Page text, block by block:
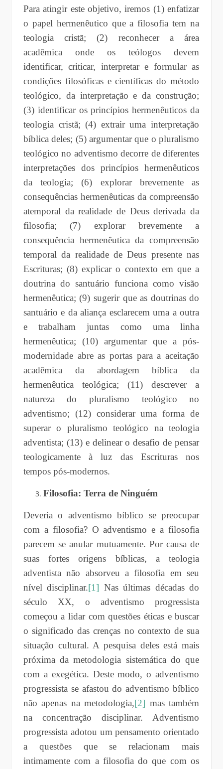
Para atingir este objetivo, iremos (1) enfatizar
o papel hermenêutico que a filosofia tem na
teologia cristã; (2) reconhecer a área
acadêmica onde os teólogos devem
identificar, criticar, interpretar e formular as
condições filosóficas e científicas do método
teológico, da interpretação e da construção;
(3) identificar os princípios hermenêuticos da
teologia cristã; (4) extrair uma interpretação
bíblica deles; (5) argumentar que o pluralismo
teológico no adventismo decorre de diferentes
interpretações dos princípios hermenêuticos
da teologia; (6) explorar brevemente as
consequências hermenêuticas da compreensão
atemporal da realidade de Deus derivada da
filosofia; (7) explorar brevemente a
consequência hermenêutica da compreensão
temporal da realidade de Deus presente nas
Escrituras; (8) explicar o contexto em que a
doutrina do santuário funciona como visão
hermenêutica; (9) sugerir que as doutrinas do
santuário e da aliança esclarecem uma a outra
e trabalham juntas como uma linha
hermenêutica; (10) argumentar que a pós-
modernidade abre as portas para a aceitação
acadêmica da abordagem bíblica da
hermenêutica teológica; (11) descrever a
natureza do pluralismo teológico no
adventismo; (12) considerar uma forma de
superar o pluralismo teológico na teologia
adventista; (13) e delinear o desafio de pensar
teologicamente à luz das Escrituras nos
tempos pós-modernos.
Filosofia: Terra de Ninguém
Deveria o adventismo bíblico se preocupar
com a filosofia? O adventismo e a filosofia
parecem se anular mutuamente. Por causa de
suas fortes origens bíblicas, a teologia
adventista não absorveu a filosofia em seu
nível disciplinar.[1] Nas últimas décadas do
século XX, o adventismo progressista
começou a lidar com questões éticas e buscar
o significado das crenças no contexto de sua
situação cultural. A pesquisa deles está mais
próxima da metodologia sistemática do que
com a exegética. Deste modo, o adventismo
progressista se afastou do adventismo bíblico
não apenas na metodologia,[2] mas também
na concentração disciplinar. Adventismo
progressista adotou um pensamento orientado
a questões que se relacionam mais
intimamente com a filosofia do que com os